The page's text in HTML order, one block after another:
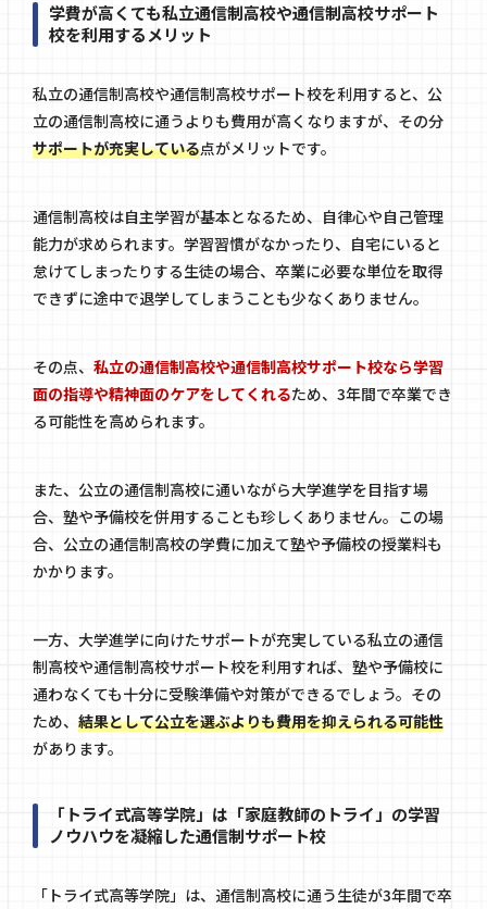
学費が高くても私立通信制高校や通信制高校サポート
校を利用するメリット
私立の通信制高校や通信制高校サポート校を利用すると、公
立の通信制高校に通うよりも費用が高くなりますが、その分
サポートが充実している点がメリットです。
通信制高校は自主学習が基本となるため、自律心や自己管理
能力が求められます。学習習慣がなかったり、自宅にいると
怠けてしまったりする生徒の場合、卒業に必要な単位を取得
できずに途中で退学してしまうことも少なくありません。
その点、 私立の通信制高校や通信制高校サポート校なら学習
面の指導や精神面のケアをしてくれるため、3年間で卒業でき
る可能性を高められます。
また、公立の通信制高校に通いながら大学進学を目指す場
合、塾や予備校を併用することも珍しくありません。この場
合、公立の通信制高校の学費に加えて塾や予備校の授業料も
かかります。
一方、大学進学に向けたサポートが充実している私立の通信
制高校や通信制高校サポート校を利用すれば、塾や予備校に
通わなくても十分に受験準備や対策ができるでしょう。その
ため、 結果として公立を選ぶよりも費用を抑えられる可能性
があります。
「トライ式高等学院」は「家庭教師のトライ」の学習
ノウハウを凝縮した通信制サポート校
「トライ式高等学院」は、通信制高校に通う生徒が3年間で卒